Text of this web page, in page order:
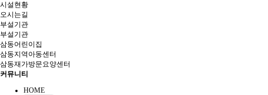
시설현황
오시는길
부설기관
부설기관
삼동어린이집
삼동지역아동센터
삼동재가방문요양센터
커뮤니티
HOME